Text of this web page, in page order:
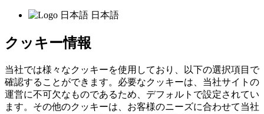
日本語
クッキー情報
当社では様々なクッキーを使用しており、以下の選択項目で
確認することができます。必要なクッキーは、当社サイトの
運営に不可欠なものであるため、デフォルトで設定されてい
ます。その他のクッキーは、お客様のニーズに合わせて当社